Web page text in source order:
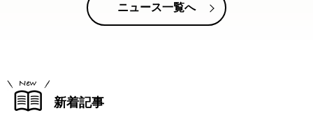
ニュース一覧へ
新着記事